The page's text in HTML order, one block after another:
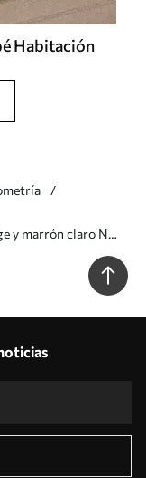
Habitación
y marrón claro Nr.